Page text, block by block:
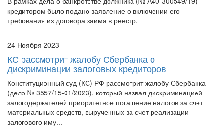
кредитором было подано заявление о включении его
требования из договора займа в реестр.
24 Ноября 2023
КС рассмотрит жалобу Сбербанка о
дискриминации залоговых кредиторов
Конституционный суд (КС) РФ рассмотрит жалобу Сбербанка
(дело № 3557/15-01/2023), который назвал дискриминацией
залогодержателей приоритетное погашение налогов за счет
материальных средств, вырученных за счет реализации
залогового иму...